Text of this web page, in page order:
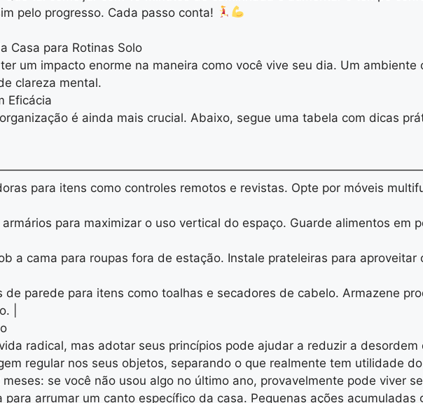
pelo progresso. Cada passo conta!
Casa para Rotinas Solo
um impacto enorme na maneira como você vive seu dia. Um ambiente
clareza mental.
Eficácia
é ainda mais crucial. Abaixo, segue uma tabela com dicas
para itens como controles remotos e revistas. Opte por móveis
para maximizar o uso vertical do espaço. Guarde alimentos em
a cama para roupas fora de estação. Instale prateleiras para aproveitar
parede para itens como toalhas e secadores de cabelo. Armazene
|
radical, mas adotar seus princípios pode ajudar a reduzir a desordem
regular nos seus objetos, separando o que realmente tem utilidade
se você não usou algo no último ano, provavelmente pode viver
arrumar um canto específico da casa. Pequenas ações acumuladas